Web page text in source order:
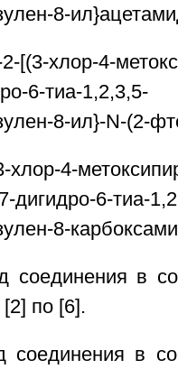
8-
[(3-хлор-4-
6-тиа-1,2,3,5-
8-ил}-N-(2-
хлор-4-
дигидро-6-тиа-
8-
соединения в
по [6].
соединения в